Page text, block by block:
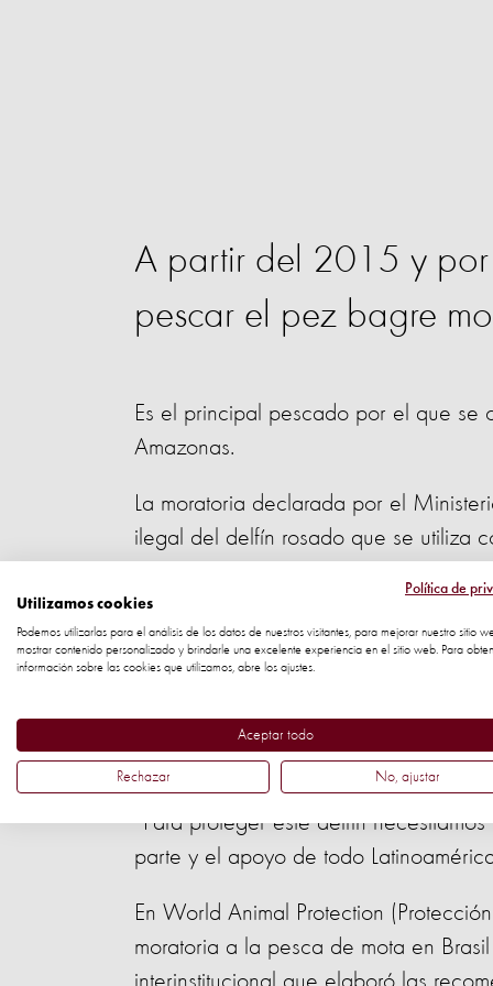
A partir del 2015 y
pescar el pez bagre
Es el principal pescado por el que
Amazonas.
La moratoria declarada por el
ilegal del delfín rosado que se utiliza
“Si bien este es un primer paso para
creer que sólo esta medida resolverá
expresó el Dr. Roberto Vieto,
Protection (Protección
"Para proteger este delfín
parte y el apoyo de todo
En World Animal Protection
moratoria a la pesca de mota en
Política de
Utilizamos cookies
Podemos utilizarlas para el análisis de los datos de nuestros visitantes, para mejorar nuestro sitio
mostrar contenido personalizado y brindarle una excelente experiencia en el sitio web. Para
información sobre las cookies que utilizamos, abre los ajustes.
Aceptar todo
Rechazar No, ajustar